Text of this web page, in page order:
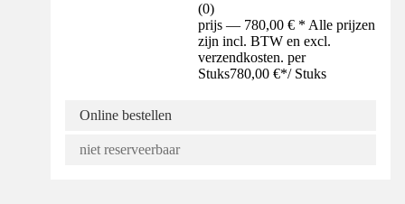
(0)
prijs — 780,00 € * Alle prijzen
zijn incl. BTW en excl.
verzendkosten. per
Stuks780,00 €*/ Stuks
Online bestellen
niet reserveerbaar